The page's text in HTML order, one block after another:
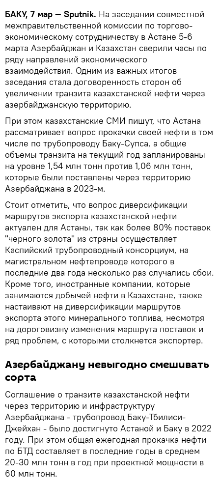
БАКУ, 7 мар — Sputnik. На заседании совместной
межправительственной комиссии по торгово-
экономическому сотрудничеству в Астане 5-6
марта Азербайджан и Казахстан сверили часы по
ряду направлений экономического
взаимодействия. Одним из важных итогов
заседания стала договоренность сторон об
увеличении транзита казахстанской нефти через
азербайджанскую территорию.
При этом казахстанские СМИ пишут, что Астана
рассматривает вопрос прокачки своей нефти в том
числе по трубопроводу Баку-Супса, а общие
объемы транзита на текущий год запланированы
на уровне 1,54 млн тонн против 1,06 млн тонн,
которые были поставлены через территорию
Азербайджана в 2023-м.
Стоит отметить, что вопрос диверсификации
маршрутов экспорта казахстанской нефти
актуален для Астаны, так как более 80% поставок
"черного золота" из страны осуществляет
Каспийский трубопроводный консорциум, на
магистральном нефтепроводе которого в
последние два года несколько раз случались сбои.
Кроме того, иностранные компании, которые
занимаются добычей нефти в Казахстане, также
настаивают на диверсификации маршрутов
экспорта этого минерального топлива, несмотря
на дороговизну изменения маршрута поставок и
ряд проблем, с которыми столкнется экспортер.
Азербайджану невыгодно смешивать
сорта
Соглашение о транзите казахстанской нефти
через территорию и инфраструктуру
Азербайджана - трубопровод Баку-Тбилиси-
Джейхан - было достигнуто Астаной и Баку в 2022
году. При этом общая ежегодная прокачка нефти
по БТД составляет в последние годы в среднем
20-30 млн тонн в год при проектной мощности в
60 млн тонн.